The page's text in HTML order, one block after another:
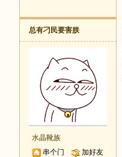
总有刁民要害朕
水晶靴族
串个门
加好友